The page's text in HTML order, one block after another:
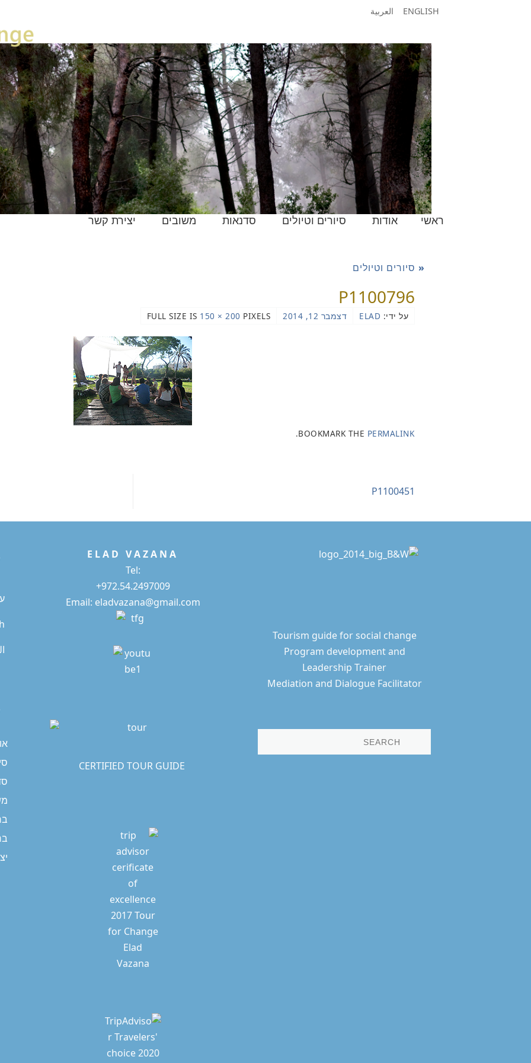
ENGLISH العربية
ראשי אודות סיורים וטיולים סדנאות משובים יצירת קשר
« סיורים וטיולים
P1100796
על ידי: ELAD דצמבר 12, 2014 FULL SIZE IS 200 × 150 PIXELS
BOOKMARK THE PERMALINK
.
P1100451
Tourism guide for social change
Program development and
Leadership Trainer
Mediation and Dialogue Facilitator
E L A D V A Z A N A
Tel:
+972.54.2497009
Email: eladvazana@gmail.com